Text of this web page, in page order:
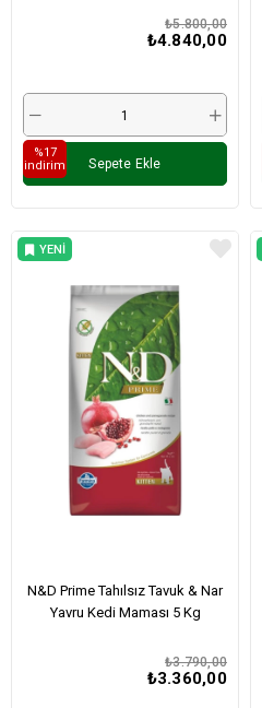
₺4.840,00
₺5.800,00
Sepete Ekle
%17
i̇ndirim
N&D Prime Tahılsız Tavuk & Nar
Yavru Kedi Maması 5 Kg
₺3.360,00
₺3.790,00
YENI